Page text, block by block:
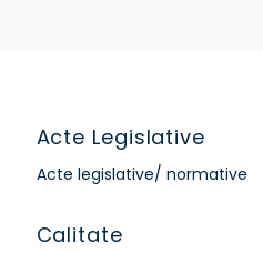
Acte Legislative
Acte legislative/ normative
Calitate